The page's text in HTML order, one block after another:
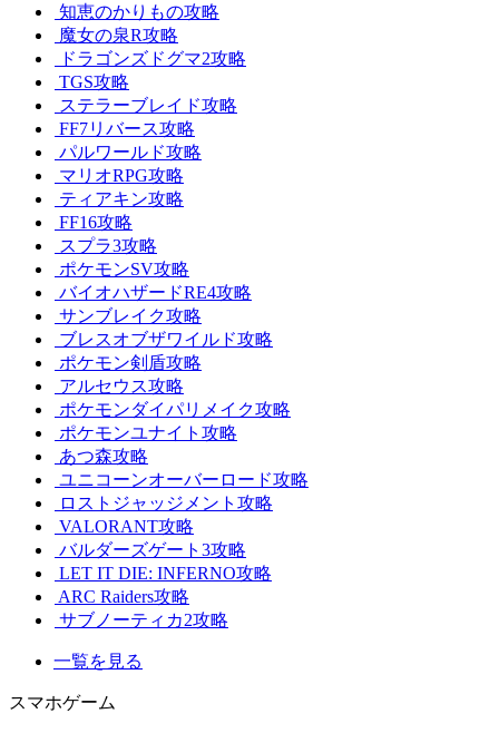
知恵のかりもの攻略
魔女の泉R攻略
ドラゴンズドグマ2攻略
TGS攻略
ステラーブレイド攻略
FF7リバース攻略
パルワールド攻略
マリオRPG攻略
ティアキン攻略
FF16攻略
スプラ3攻略
ポケモンSV攻略
バイオハザードRE4攻略
サンブレイク攻略
ブレスオブザワイルド攻略
ポケモン剣盾攻略
アルセウス攻略
ポケモンダイパリメイク攻略
ポケモンユナイト攻略
あつ森攻略
ユニコーンオーバーロード攻略
ロストジャッジメント攻略
VALORANT攻略
バルダーズゲート3攻略
LET IT DIE: INFERNO攻略
ARC Raiders攻略
サブノーティカ2攻略
一覧を見る
スマホゲーム